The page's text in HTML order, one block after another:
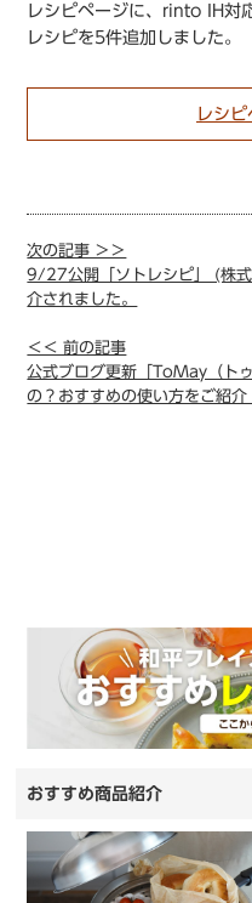
レシピページに、rinto IH対
レシピを5件追加しました。
レシ
次の記事 ＞＞
9/27公開「ソトレシピ」 (株
介されました。
＜＜ 前の記事
公式ブログ更新「ToMay（ト
の？おすすめの使い方をご紹介
おすすめ商品紹介